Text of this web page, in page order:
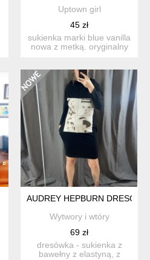
Uptown girl
45 zł
sukienka marki blue vanilla
nowa z metką. oryginalny
AUDREY HEPBURN
Wytwory i wtóry
69 zł
dresówka - sukienka z
bawełny z elastyną, z